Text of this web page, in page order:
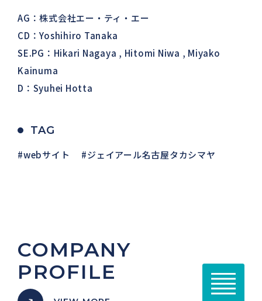
AG：株式会社エー・ティ・エー
CD：Yoshihiro Tanaka
SE.PG：Hikari Nagaya , Hitomi Niwa , Miyako
Kainuma
D：Syuhei Hotta
TAG
webサイト ジェイアール名古屋タカシマヤ
COMPANY
PROFILE